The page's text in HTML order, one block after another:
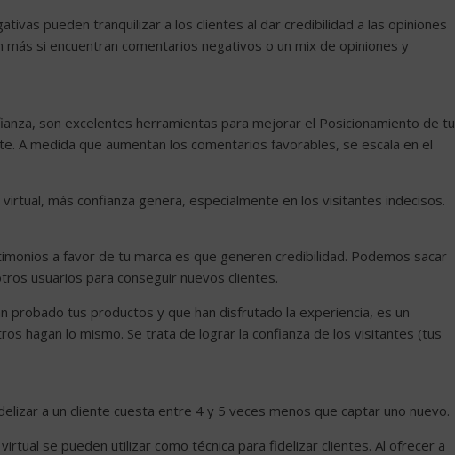
pueden tranquilizar a los clientes al dar credibilidad a las opiniones
si encuentran comentarios negativos o un mix de opiniones y
son excelentes herramientas para mejorar el Posicionamiento de tu
A medida que aumentan los comentarios favorables, se escala en el
más confianza genera, especialmente en los visitantes indecisos.
a favor de tu marca es que generen credibilidad. Podemos sacar
usuarios para conseguir nuevos clientes.
probado tus productos y que han disfrutado la experiencia, es un
hagan lo mismo. Se trata de lograr la confianza de los visitantes (tus
a un cliente cuesta entre 4 y 5 veces menos que captar uno nuevo.
se pueden utilizar como técnica para fidelizar clientes. Al ofrecer a